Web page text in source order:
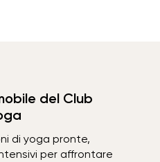
del Club
di yoga pronte,
per affrontare